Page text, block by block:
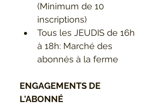
(Minimum de 10
inscriptions)
Tous les JEUDIS de 16h
à 18h: Marché des
abonnés à la ferme
ENGAGEMENTS DE
L'ABONNÉ